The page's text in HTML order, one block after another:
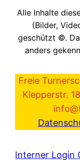
Alle Inhalte
(Bilder,
geschützt ©.
anders
Freie
Klepperstr.
Interner Login